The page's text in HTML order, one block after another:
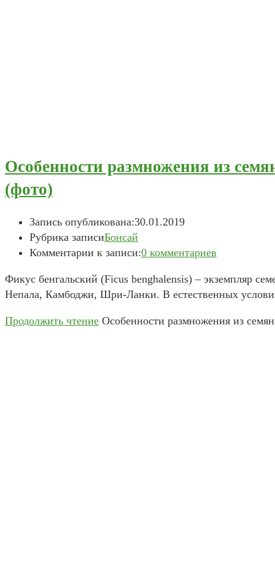
Особенности размножения из
(фото)
Запись опубликована:30.01.2019
Рубрика записиБонсай
Комментарии к записи:0 комментариев
Фикус бенгальский (Ficus benghalensis) – экземпляр
Непала, Камбоджи, Шри-Ланки. В естественных
Продолжить чтение Особенности размножения из